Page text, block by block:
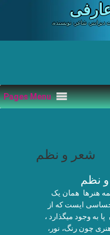
دیزاینر، شاعر، نویسنده
Pages Menu
شعر و نظم
نظم
هنرها همان یک
ایست که از
پا به وجود میگذارد ،
هنری چون رنگ، نور،